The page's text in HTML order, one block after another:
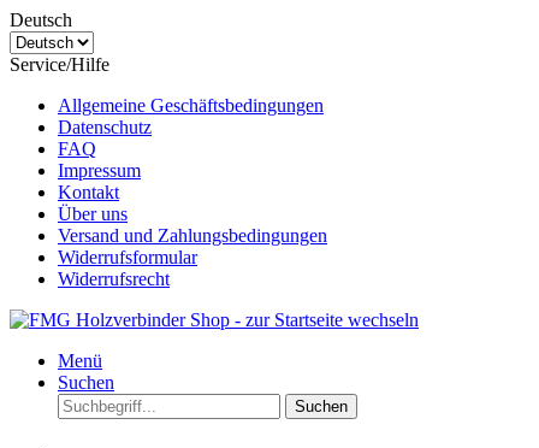
Deutsch
Service/Hilfe
Allgemeine Geschäftsbedingungen
Datenschutz
FAQ
Impressum
Kontakt
Über uns
Versand und Zahlungsbedingungen
Widerrufsformular
Widerrufsrecht
Menü
Suchen
Suchen